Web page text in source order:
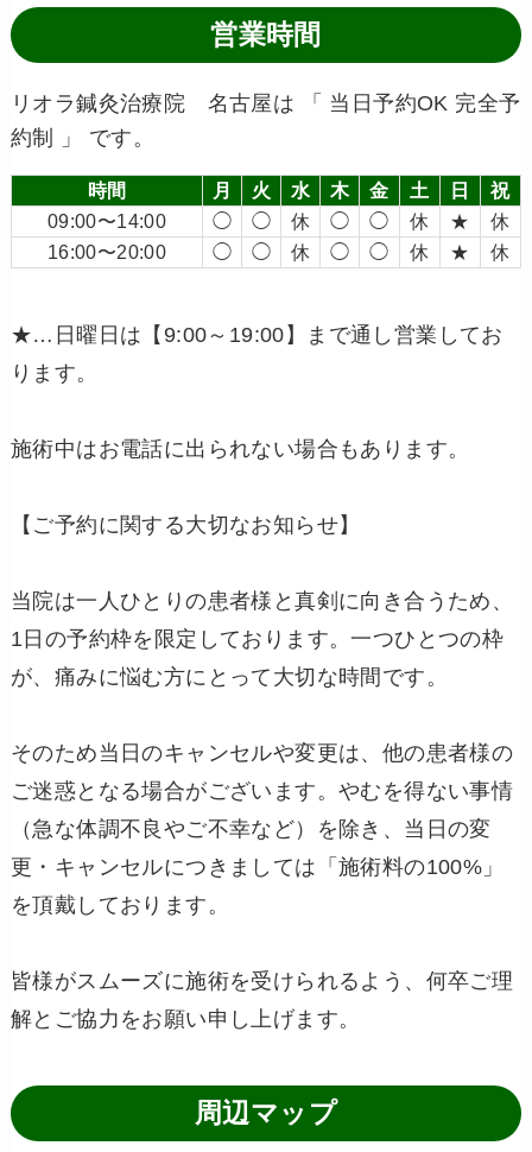
営業時間
リオラ鍼灸治療院 名古屋は 「 当日予約OK 完全予
約制 」 です。
時間 月 火 水 木 金 土 日
祝
09:00〜14:00
◯ ◯ 休 ◯ ◯ 休 ★
休
16:00〜20:00
◯ ◯ 休 ◯ ◯ 休 ★ 休
★…日曜日は【9:00～19:00】まで通し営業してお
ります。
施術中はお電話に出られない場合もあります。
【ご予約に関する大切なお知らせ】
当院は一人ひとりの患者様と真剣に向き合うため、
1日の予約枠を限定しております。一つひとつの枠
が、痛みに悩む方にとって大切な時間です。
そのため当日のキャンセルや変更は、他の患者様の
ご迷惑となる場合がございます。やむを得ない事情
（急な体調不良やご不幸など）を除き、当日の変
更・キャンセルにつきましては「施術料の100%」
を頂戴しております。
皆様がスムーズに施術を受けられるよう、何卒ご理
解とご協力をお願い申し上げます。
周辺マップ